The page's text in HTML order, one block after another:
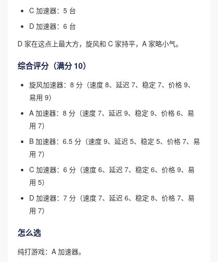
C 加速器：5 台
D 加速器：6 台
D 家在这点上最大方，旋风和 C 家持平，A 家略小气。
综合评分（满分 10）
旋风加速器：8 分（速度 8、延迟 7、稳定 7、价格 9、
易用 9）
A 加速器：8 分（速度 7、延迟 9、稳定 9、价格 6、易
用 7）
B 加速器：6.5 分（速度 9、延迟 5、稳定 5、价格 7、易
用 7）
C 加速器：6 分（速度 6、延迟 7、稳定 6、价格 9、易
用 5）
D 加速器：7 分（速度 7、延迟 6、稳定 8、价格 7、易
用 7）
怎么选
纯打游戏：A 加速器。